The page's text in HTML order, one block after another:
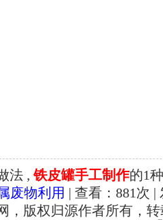
法 , 铁皮罐手工制作的1
废物利用 | 查看： 881次 |
，版权归源作者所有，